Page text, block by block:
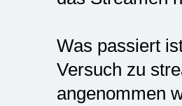
Was passiert
Versuch zu
angenommen